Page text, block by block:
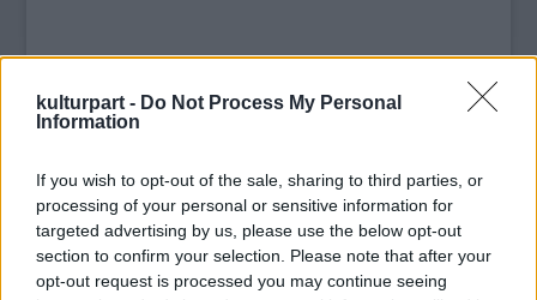
kulturpart - Do Not Process My Personal
Information
If you wish to opt-out of the sale, sharing to third parties, or
processing of your personal or sensitive information for
targeted advertising by us, please use the below opt-out
section to confirm your selection. Please note that after your
opt-out request is processed you may continue seeing
FlashForwardról, mint egy második Lostról,
aminek nagyjából annyi az alapja, hogy ez is
akciódús sorozat, amiben felsejlik némi
filozófiai fejtegetés és látszik a törekvés egy
sajátos mitológia kialakítására. A kronológiát
ebben is megtörik flash-ekkel, de a fel-